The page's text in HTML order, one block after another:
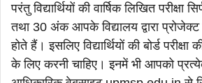
परंतु विद्यार्थियों की वार्षिक लिखित परीक्षा
तथा 30 अंक आपके विद्यालय द्वारा प्रोजेक्ट
होते हैं। इसलिए विद्यार्थियों की बोर्ड
के लिए करनी चाहिए। इनमें भी आपको